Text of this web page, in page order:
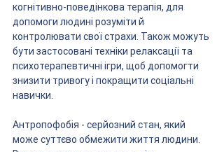
когнітивно-поведінкова терапія, для
допомоги людині розуміти й
контролювати свої страхи. Також можуть
бути застосовані техніки релаксації та
психотерапевтичні ігри, щоб допомогти
знизити тривогу і покращити соціальні
навички.
Антропофобія - серйозний стан, який
може суттєво обмежити життя людини.